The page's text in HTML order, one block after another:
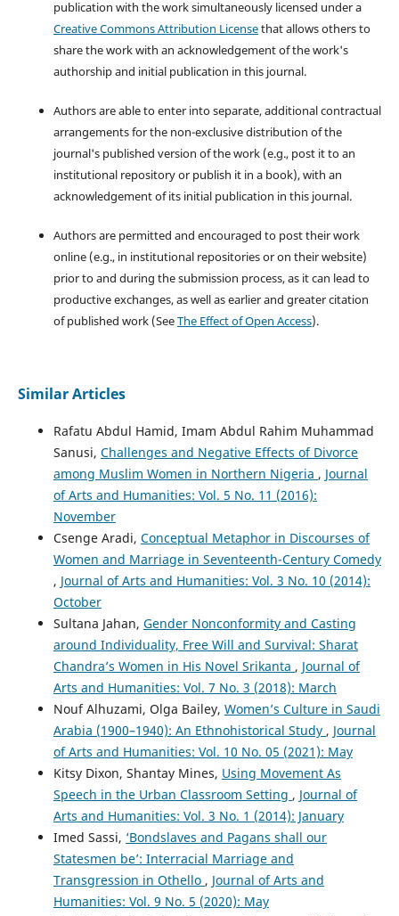
publication with the work simultaneously licensed under a
Creative Commons Attribution Licensethat allows others to
share the work with an acknowledgement of the work's
authorship and initial publication in this journal.
Authors are able to enter into separate, additional contractual
arrangements for the non-exclusive distribution of the
journal's published version of the work (e.g., post it to an
institutional repository or publish it in a book), with an
acknowledgement of its initial publication in this journal.
Authors are permitted and encouraged to post their work
online (e.g., in institutional repositories or on their website)
prior to and during the submission process, as it can lead to
productive exchanges, as well as earlier and greater citation
of published work (SeeThe Effect of Open Access).
Similar Articles
Rafatu Abdul Hamid, Imam Abdul Rahim Muhammad
Sanusi, Challenges and Negative Effects of Divorce
among Muslim Women in Northern Nigeria , Journal
of Arts and Humanities: Vol. 5 No. 11 (2016):
November
Csenge Aradi, Conceptual Metaphor in Discourses of
Women and Marriage in Seventeenth-Century Comedy
, Journal of Arts and Humanities: Vol. 3 No. 10 (2014):
October
Sultana Jahan, Gender Nonconformity and Casting
around Individuality, Free Will and Survival: Sharat
Chandra’s Women in His Novel Srikanta , Journal of
Arts and Humanities: Vol. 7 No. 3 (2018): March
Nouf Alhuzami, Olga Bailey, Women’s Culture in Saudi
Arabia (1900–1940): An Ethnohistorical Study , Journal
of Arts and Humanities: Vol. 10 No. 05 (2021): May
Kitsy Dixon, Shantay Mines, Using Movement As
Speech in the Urban Classroom Setting , Journal of
Arts and Humanities: Vol. 3 No. 1 (2014): January
Imed Sassi, ‘Bondslaves and Pagans shall our
Statesmen be’: Interracial Marriage and
Transgression in Othello , Journal of Arts and
Humanities: Vol. 9 No. 5 (2020): May